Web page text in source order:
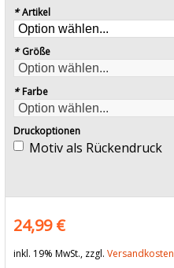
* Artikel
* Größe
* Farbe
Druckoptionen
Motiv als Rückendruck
24,99 €
inkl. 19% MwSt., zzgl. Versandkosten